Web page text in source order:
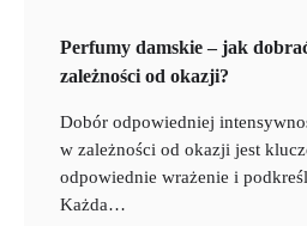
Perfumy damskie – jak
zależności od okazji?
Dobór odpowiedniej
w zależności od okazji jest
odpowiednie wrażenie i
Każda…